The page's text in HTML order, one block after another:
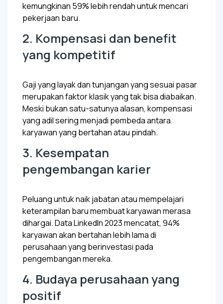
kemungkinan 59% lebih rendah untuk mencari
pekerjaan baru.
2. Kompensasi dan benefit
yang kompetitif
Gaji yang layak dan tunjangan yang sesuai pasar
merupakan faktor klasik yang tak bisa diabaikan.
Meski bukan satu-satunya alasan, kompensasi
yang adil sering menjadi pembeda antara
karyawan yang bertahan atau pindah.
3. Kesempatan
pengembangan karier
Peluang untuk naik jabatan atau mempelajari
keterampilan baru membuat karyawan merasa
dihargai. Data LinkedIn 2023 mencatat, 94%
karyawan akan bertahan lebih lama di
perusahaan yang berinvestasi pada
pengembangan mereka.
4. Budaya perusahaan yang
positif